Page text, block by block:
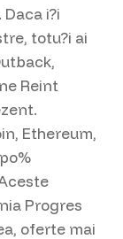
i?i
totu?i ai
Reint
Ethereum,
Progres
oferte mai